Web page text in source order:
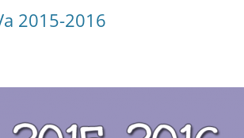
2015-2016